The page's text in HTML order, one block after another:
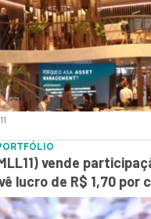
vende
lucro de R$ 1,70 por